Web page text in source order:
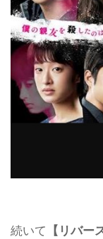
続いて 【リバー